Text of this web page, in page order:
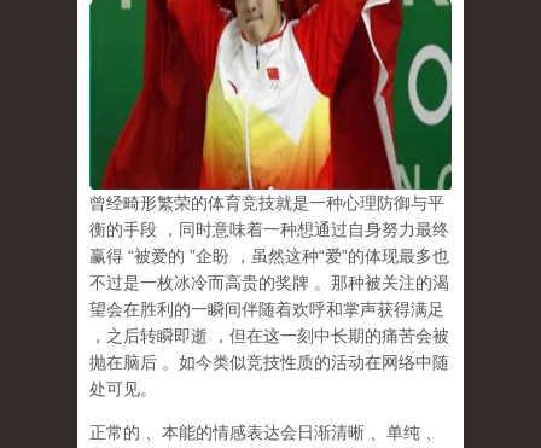
曾经畸形繁荣的体育竞技就是一种心理防御与平
衡的手段
，同时意味着一种想通过自身努力最终
赢得 “被爱的 ”企盼 ，虽然这种“爱”的体现最多也
不过是一枚冰冷而高贵的奖牌 。那种被关注的渴
望会在胜利的一瞬间伴随着欢呼和掌声获得满足
，之后转瞬即逝
，但在这一刻中长期的痛苦会被
抛在脑后 。如今类似竞技性质的活动在网络中随
处可见。
正常的 、本能的情感表达会日渐清晰 、单纯